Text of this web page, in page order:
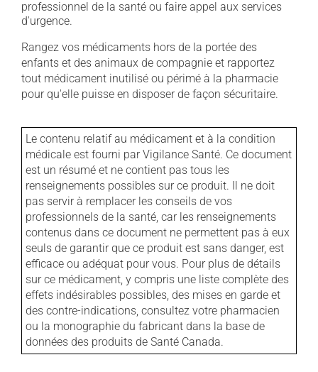
professionnel de la santé ou faire appel aux services
d'urgence.
Rangez vos médicaments hors de la portée des
enfants et des animaux de compagnie et rapportez
tout médicament inutilisé ou périmé à la pharmacie
pour qu'elle puisse en disposer de façon sécuritaire.
Le contenu relatif au médicament et à la condition
médicale est fourni par Vigilance Santé. Ce document
est un résumé et ne contient pas tous les
renseignements possibles sur ce produit. Il ne doit
pas servir à remplacer les conseils de vos
professionnels de la santé, car les renseignements
contenus dans ce document ne permettent pas à eux
seuls de garantir que ce produit est sans danger, est
efficace ou adéquat pour vous. Pour plus de détails
sur ce médicament, y compris une liste complète des
effets indésirables possibles, des mises en garde et
des contre-indications, consultez votre pharmacien
ou la monographie du fabricant dans la base de
données des produits de Santé Canada.